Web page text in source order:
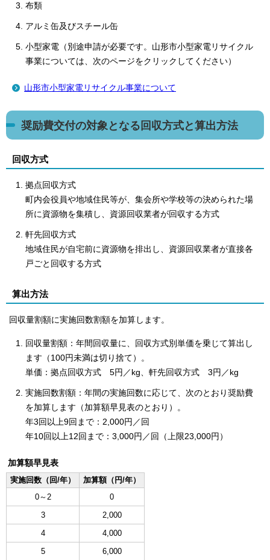
布類
アルミ缶及びスチール缶
小型家電（別途申請が必要です。山形市小型家電リサイクル
事業については、次のページをクリックしてください）
山形市小型家電リサイクル事業について
奨励費交付の対象となる回収方式と算出方法
回収方式
拠点回収方式
町内会役員や地域住民等が、集会所や学校等の決められた場
所に資源物を集積し、資源回収業者が回収する方式
軒先回収方式
地域住民が自宅前に資源物を排出し、資源回収業者が直接各
戸ごと回収する方式
算出方法
回収量割額に実施回数割額を加算します。
回収量割額：年間回収量に、回収方式別単価を乗じて算出し
ます（100円未満は切り捨て）。
単価：拠点回収方式 5円／kg、軒先回収方式 3円／kg
実施回数割額：年間の実施回数に応じて、次のとおり奨励費
を加算します（加算額早見表のとおり）。
年3回以上9回まで：2,000円／回
年10回以上12回まで：3,000円／回（上限23,000円）
加算額早見表
実施回数（回/年）
加算額（円/年）
0～2
0
3
2,000
4
4,000
5
6,000